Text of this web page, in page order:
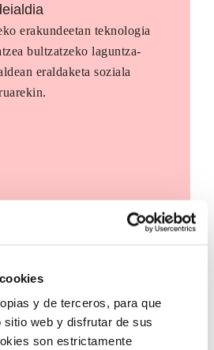
y de terceros, para que
web y disfrutar de sus
son estrictamente
erakundeetan teknologia
bultzatzeko laguntza-
eraldaketa soziala